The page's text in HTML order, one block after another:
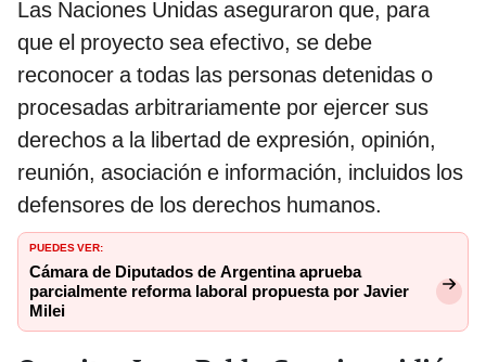
Las Naciones Unidas aseguraron que, para
que el proyecto sea efectivo, se debe
reconocer a todas las personas detenidas o
procesadas arbitrariamente por ejercer sus
derechos a la libertad de expresión, opinión,
reunión, asociación e información, incluidos los
defensores de los derechos humanos.
PUEDES VER:
Cámara de Diputados de Argentina aprueba
parcialmente reforma laboral propuesta por Javier
Milei